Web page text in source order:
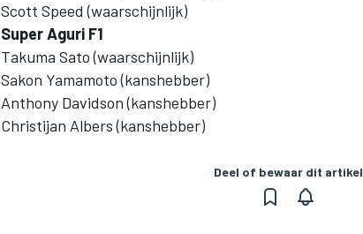
Scott Speed (waarschijnlijk)
Super Aguri F1
Takuma Sato (waarschijnlijk)
Sakon Yamamoto (kanshebber)
Anthony Davidson (kanshebber)
Christijan Albers (kanshebber)
Deel of bewaar dit artikel